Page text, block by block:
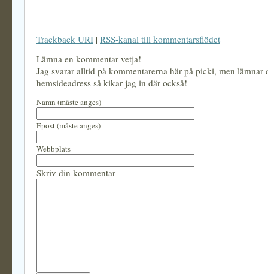
Trackback URI | RSS-kanal till kommentarsflödet
Lämna en kommentar vetja!
Jag svarar alltid på kommentarerna här på picki, men lämnar
hemsideadress så kikar jag in där också!
Namn (måste anges)
Epost (måste anges)
Webbplats
Skriv din kommentar